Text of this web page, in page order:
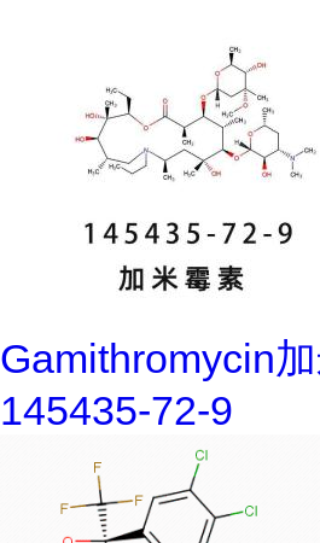
Gamithromycin
145435-72-9